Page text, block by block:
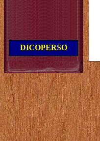
DICOPERSO